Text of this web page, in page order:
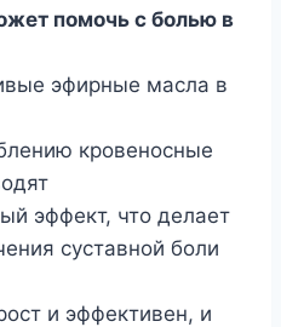
помочь с болью в
эфирные масла в
кровеносные
эффект, что делает
суставной боли
и эффективен, и